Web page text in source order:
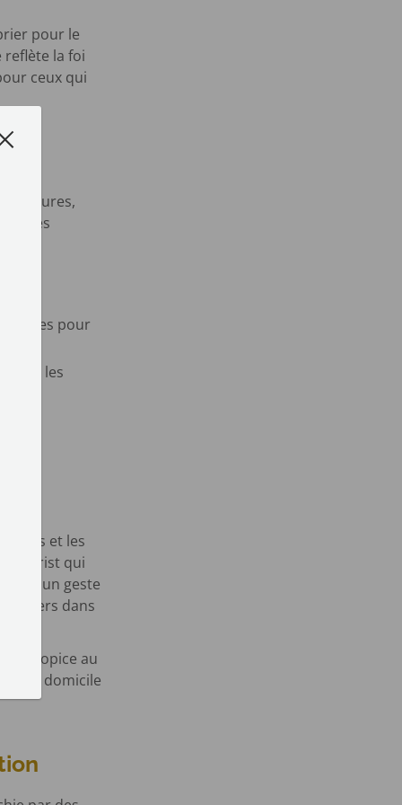
pour le
reflète la foi
ceux qui
cultures,
les
pour
les
et les
Christ qui
est un geste
chers dans
propice au
à domicile